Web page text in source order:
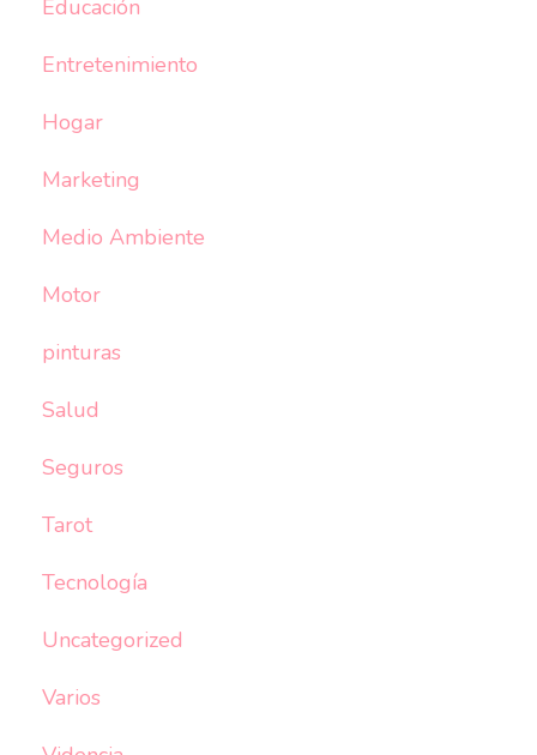
Educación
Entretenimiento
Hogar
Marketing
Medio Ambiente
Motor
pinturas
Salud
Seguros
Tarot
Tecnología
Uncategorized
Varios